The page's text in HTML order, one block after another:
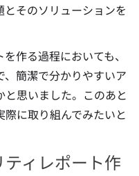
そのソリューションを
作る過程においても、
簡潔で分かりやすいア
思いました。このあと
に取り組んでみたいと
ティレポート作